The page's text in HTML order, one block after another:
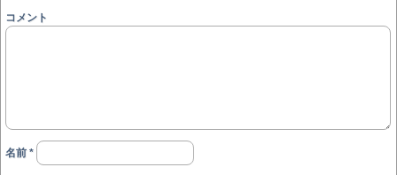
コメント
名前 *